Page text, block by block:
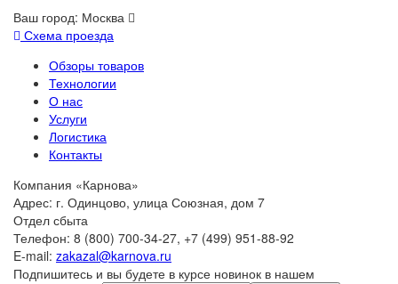
Ваш город: Москва
Схема проезда
Обзоры товаров
Технологии
О нас
Услуги
Логистика
Контакты
Компания «Карнова»
Адрес: г. Одинцово, улица Союзная, дом 7
Отдел сбыта
Телефон: 8 (800) 700-34-27, +7 (499) 951-88-92
E-mail: zakazal@karnova.ru
Подпишитесь и вы будете в курсе новинок в нашем